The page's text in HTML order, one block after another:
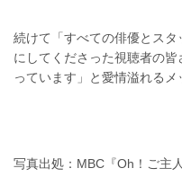
続けて「すべての俳優とス
にしてくださった視聴者の
っています」と愛情溢れるメ
写真出処：MBC『Oh！ご主